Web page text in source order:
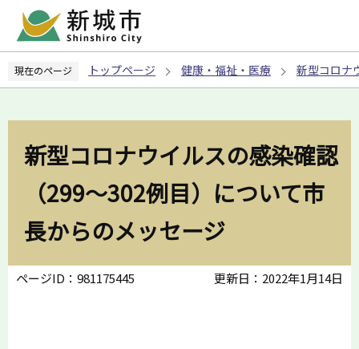
ペ
の
現在のページ トップページ 健康・福祉・医療 新型コロナ
新型コロナウイルスの感染確認
（299～302例目）について市
長からのメッセージ
ページID：981175445 更新日：2022年1月14日